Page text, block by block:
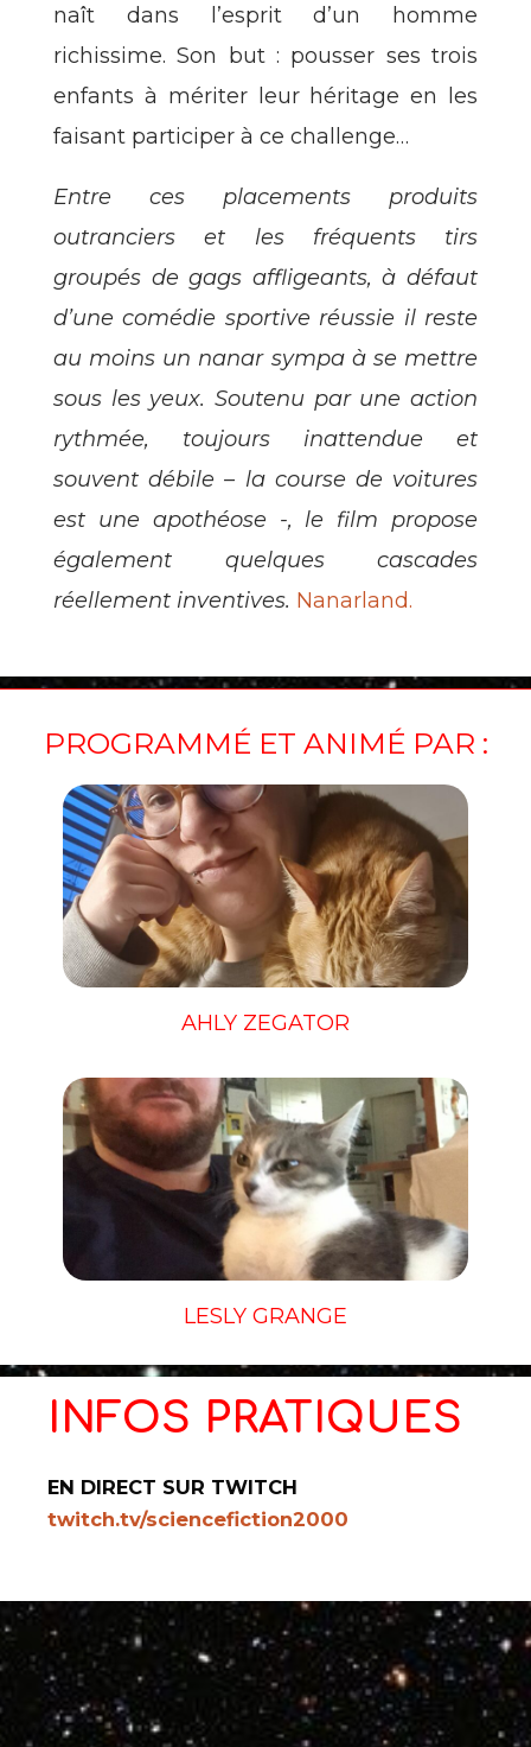
naît dans l’esprit d’un homme
richissime. Son but : pousser ses trois
enfants à mériter leur héritage en les
faisant participer à ce challenge…
Entre ces placements produits
outranciers et les fréquents tirs
groupés de gags affligeants, à défaut
d’une comédie sportive réussie il reste
au moins un nanar sympa à se mettre
sous les yeux. Soutenu par une action
rythmée, toujours inattendue et
souvent débile – la course de voitures
est une apothéose -, le film propose
également quelques cascades
réellement inventives. Nanarland.
PROGRAMMÉ ET ANIMÉ PAR :
AHLY ZEGATOR
LESLY GRANGE
INFOS PRATIQUES
EN DIRECT SUR TWITCH
twitch.tv/sciencefiction2000